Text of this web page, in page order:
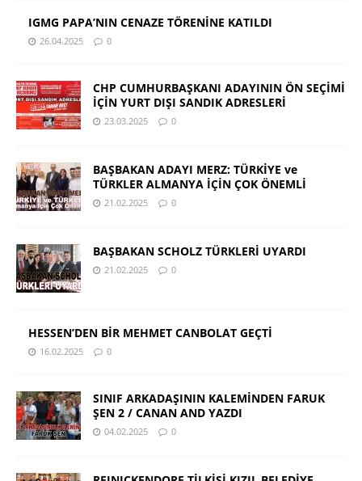
IGMG PAPA’NIN CENAZE TÖRENİNE KATILDI
26.04.2025 0
CHP CUMHURBAŞKANI ADAYININ ÖN SEÇİMİ
İÇİN YURT DIŞI SANDIK ADRESLERİ
23.03.2025 0
BAŞBAKAN ADAYI MERZ: TÜRKİYE ve
TÜRKLER ALMANYA İÇİN ÇOK ÖNEMLİ
21.02.2025 0
BAŞBAKAN SCHOLZ TÜRKLERİ UYARDI
21.02.2025 0
HESSEN’DEN BİR MEHMET CANBOLAT GEÇTİ
16.02.2025 0
SINIF ARKADAŞININ KALEMİNDEN FARUK
ŞEN 2 / CANAN AND YAZDI
04.02.2025 0